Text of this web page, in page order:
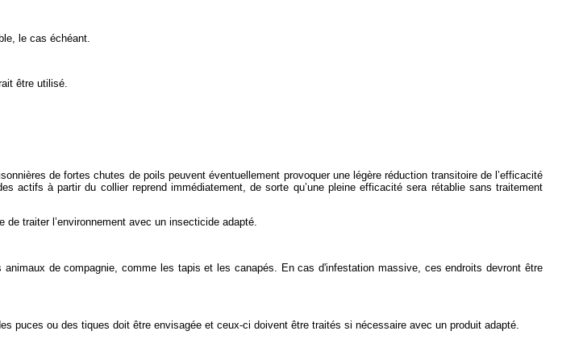
le cas échéant.
être utilisé.
de fortes chutes de poils peuvent éventuellement provoquer une légère réduction transitoire de l’efficacité
actifs à partir du collier reprend immédiatement, de sorte qu’une pleine efficacité sera rétablie sans traitement
traiter l’environnement avec un insecticide adapté.
de compagnie, comme les tapis et les canapés. En cas d'infestation massive, ces endroits devront être
puces ou des tiques doit être envisagée et ceux-ci doivent être traités si nécessaire avec un produit adapté.